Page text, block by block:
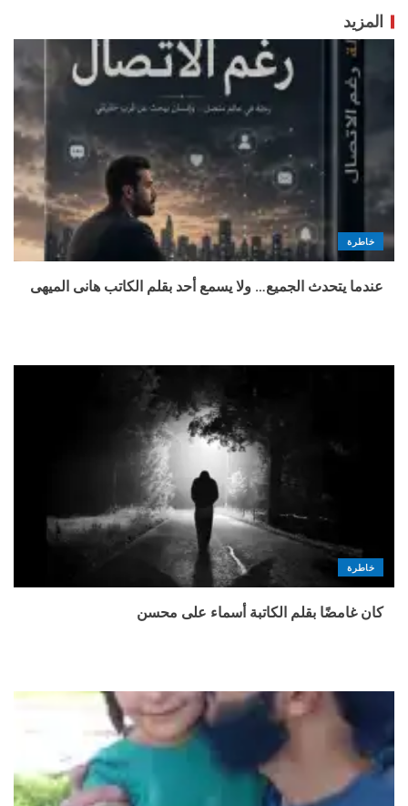
المزيد
خاطرة
عندما يتحدث الجميع… ولا يسمع أحد بقلم الكاتب هانى الميهى
خاطرة
كان غامضًا بقلم الكاتبة أسماء على محسن